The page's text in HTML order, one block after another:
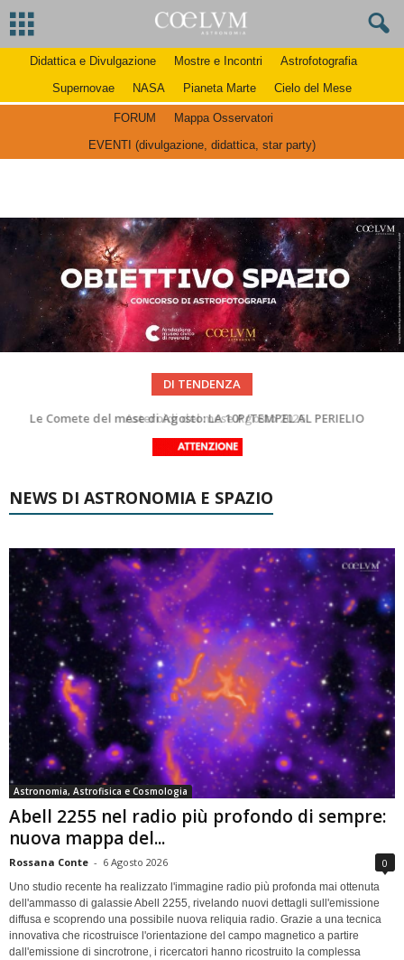
Didattica e Divulgazione Mostre e Incontri
Astrofotografia
Supernovae
NASA Pianeta Marte Cielo del Mese
FORUM
Mappa Osservatori
EVENTI (divulgazione, didattica, star party)
DI TENDENZA
Asteroidi del mese Agosto 2026
NEWS DI ASTRONOMIA E SPAZIO
Astronomia, Astrofisica e Cosmologia
Abell 2255 nel radio più profondo di sempre:
nuova mappa del...
Rossana Conte - 6 Agosto 2026 0
Uno studio recente ha realizzato l'immagine radio più profonda mai ottenuta
dell'ammasso di galassie Abell 2255, rivelando nuovi dettagli sull'emissione
diffusa e scoprendo una possibile nuova reliquia radio. Grazie a una tecnica
innovativa che ricostruisce l'orientazione del campo magnetico a partire
dall'emissione di sincrotrone, i ricercatori hanno ricostruito la complessa